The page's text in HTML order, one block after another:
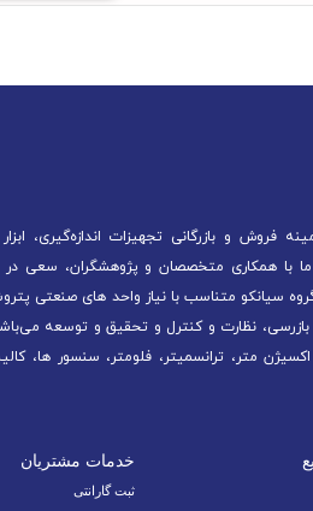
فروش و بازرگانی تجهیزات اندازه‌گیری،
آغاز کرده است. ما با همکاری متخصصان و پژوهشگران،
سیانکو متناسب با نیاز واحد های صنعتی
نظارت و کنترل و تحقیق و توسعه
متر، ترانسمیتر، فلومتر، سنسور ها،
خدمات مشتریان
ثبت گارانتی